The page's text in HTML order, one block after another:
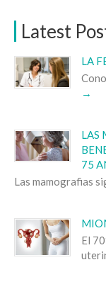
Latest
LA
LAS
75
Las mamografias
El